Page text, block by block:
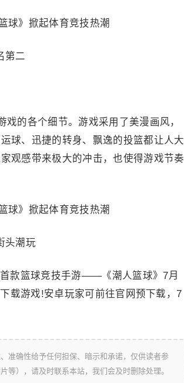
二
的各个细节。游戏采用了美漫画风，
球、迅捷的转身、飘逸的投篮都让人大
观感带来极大的冲击，也使得游戏节奏
潮玩
款篮球竞技手游——《潮人篮球》7月
载游戏!安卓玩家可前往官网预下载，7
准确性给予任何担保、暗示和承诺，仅供读者参
等），请及时联系本站，我们会及时删除处理。